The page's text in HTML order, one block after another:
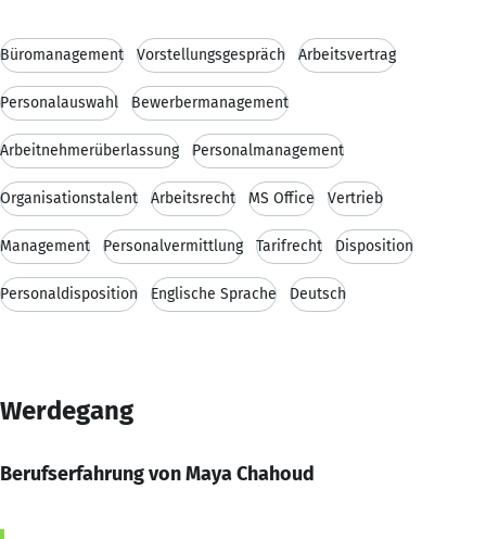
Büromanagement Vorstellungsgespräch Arbeitsvertrag
Personalauswahl Bewerbermanagement
Arbeitnehmerüberlassung Personalmanagement
Organisationstalent Arbeitsrecht MS Office Vertrieb
Management Personalvermittlung Tarifrecht Disposition
Personaldisposition Englische Sprache Deutsch
Werdegang
Berufserfahrung von Maya Chahoud